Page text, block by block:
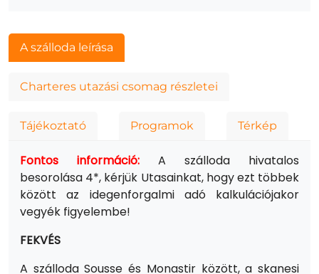
A szálloda leírása
Charteres utazási csomag részletei
Tájékoztató Programok Térkép
Fontos információ:
A szálloda hivatalos
besorolása 4*, kérjük Utasainkat, hogy ezt többek
között az idegenforgalmi adó kalkulációjakor
vegyék figyelembe!
FEKVÉS
A szálloda Sousse és Monastir között, a skanesi